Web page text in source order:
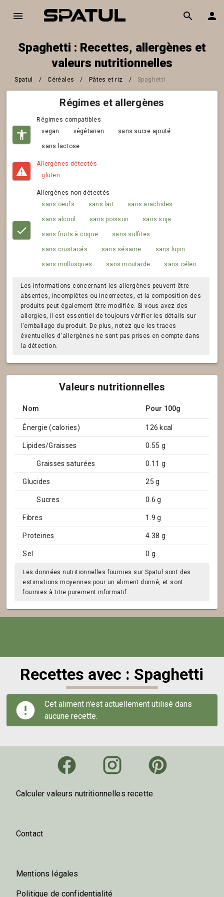
Spaghetti : Recettes, allergènes et
valeurs nutritionnelles
Spatul / Céréales / Pâtes et riz / Spaghetti
Régimes et allergènes
Régimes compatibles
vegan
végétarien sans sucre ajouté
sans lactose
Allergènes détectés
gluten
Allergènes non détectés
sans oeufs
sans lait sans arachides
sans alcool sans poisson sans soja
sans fruits à coque sans sulfites
sans crustacés sans sésame sans lupin
sans mollusques sans moutarde sans céleri
Les informations concernant les allergènes peuvent être
absentes, incomplètes ou incorrectes, et la composition des
produits peut également être modifiée. Si vous avez des
allergies, il est essentiel de toujours vérifier les détails sur
l'emballage du produit. De plus, notez que les traces
éventuelles d'allergènes ne sont pas prises en compte dans
la détection.
Valeurs nutritionnelles
Nom Pour 100g
Énergie (calories) 126 kcal
Lipides/Graisses 0.55 g
Graisses saturées 0.11 g
Glucides 25 g
Sucres 0.6 g
Fibres 1.9 g
Proteines 4.38 g
Sel 0 g
Les données nutritionnelles fournies sur Spatul sont des
estimations moyennes pour un aliment donné, et sont
fournies à titre purement informatif.
Recettes avec : Spaghetti
Cet aliment n'est actuellement utilisé dans
aucune recette.
Calculer valeurs nutritionnelles recette
Contact
Mentions légales
Politique de confidentialité